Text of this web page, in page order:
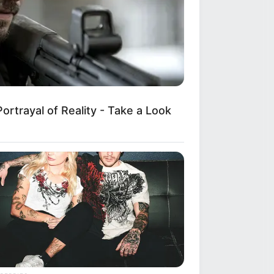
νέα
στην Πάτρα:
βρέφος οκτώ
στη ΜΕΘ του
Ανδρέας»
Απάτη με τρακτέρ στην
προκαταβολή 2.480€
of Reality - Take a Look